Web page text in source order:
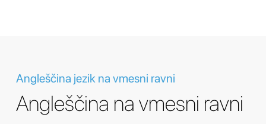
Angleščina jezik na vmesni ravni
Angleščina na vmesni ravni